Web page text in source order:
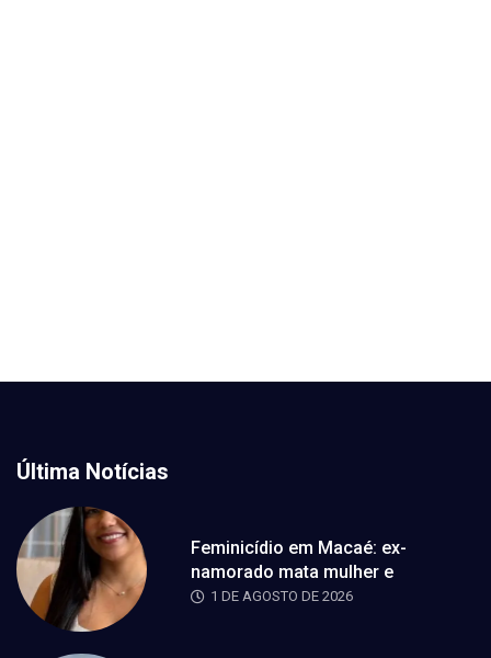
Última Notícias
Feminicídio em Macaé: ex-
namorado mata mulher e
1 DE AGOSTO DE 2026